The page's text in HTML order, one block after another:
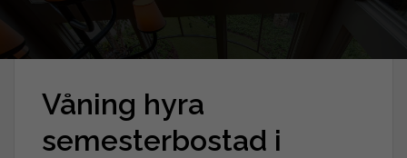
Våning hyra
semesterbostad i